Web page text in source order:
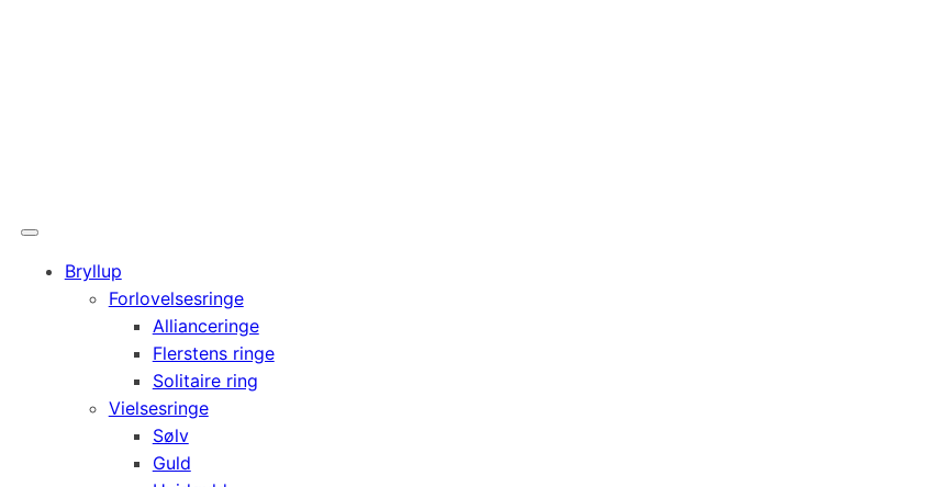
Bryllup
Forlovelsesringe
Allianceringe
Flerstens ringe
Solitaire ring
Vielsesringe
Sølv
Guld